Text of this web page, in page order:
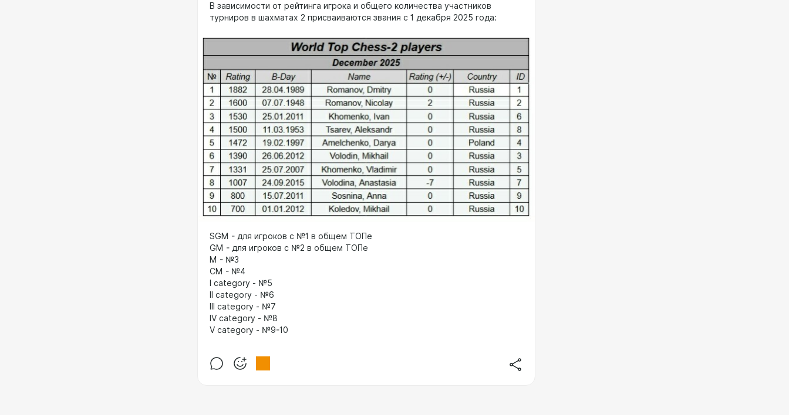
В зависимости от рейтинга игрока и общего количества участников
турниров в шахматах 2 присваиваются звания с 1 декабря 2025 года:
SGM - для игроков с №1 в общем ТОПе
GM - для игроков с №2 в общем ТОПе
M - №3
СM - №4
I category - №5
II category - №6
III category - №7
IV category - №8
V category - №9-10